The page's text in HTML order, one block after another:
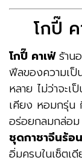
โกปี๊
โกปี๊ คาเฟ่ร้าน
ฟีลของความเป็
หลาย ไม่ว่าจะเ
เคียง หอมกรุ่น
อร่อยกลมกล่อม
ชุดกาชาจีนร้อน
อิ่มครบในเซ็ตเดี